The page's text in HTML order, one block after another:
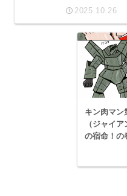
よ！裸手袋ムキムキマッチ
2025.10.26
キン肉マン
（ジャイ
の宿命！の
体格の圧